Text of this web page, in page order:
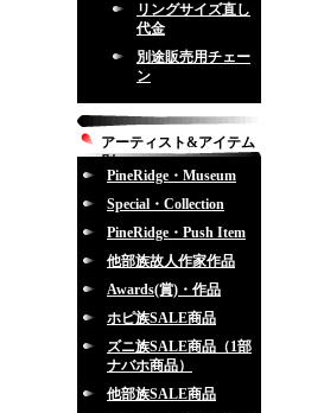
リングサイズ直し
代金
別途販売用チェー
ン
アーティスト&アイテム
別
PineRidge・Museum
Special・Collection
PineRidge・Push Item
他部族故人作家作品
Awards(賞)・作品
ホピ族SALE商品
ズニ族SALE商品（1部
ナバホ商品）
他部族SALE商品